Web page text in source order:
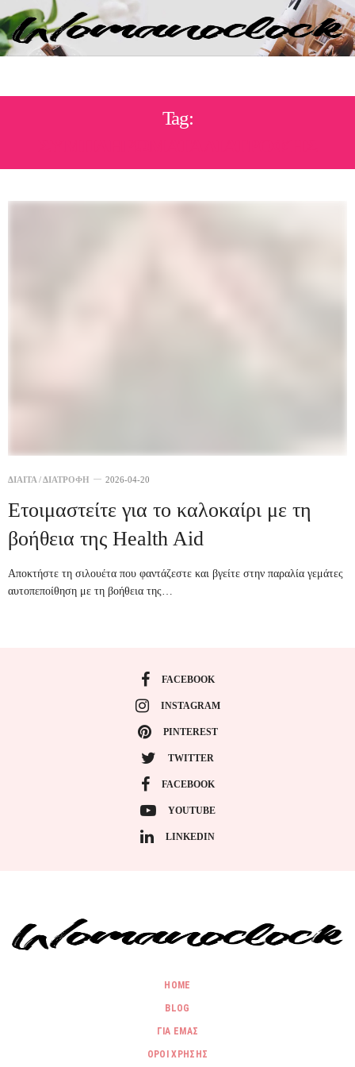
Tag:
ΔΙΑΙΤΑ / ΔΙΑΤΡΟΦΗ 2026-04-20
Ετοιμαστείτε για το καλοκαίρι με τη
βοήθεια της Health Aid
Αποκτήστε τη σιλουέτα που φαντάζεστε και βγείτε στην παραλία γεμάτες
αυτοπεποίθηση με τη βοήθεια της…
FACEBOOK
INSTAGRAM
PINTEREST
TWITTER
FACEBOOK
YOUTUBE
LINKEDIN
HOME
BLOG
ΓΙΑ ΕΜΑΣ
ΟΡΟΙ ΧΡΗΣΗΣ